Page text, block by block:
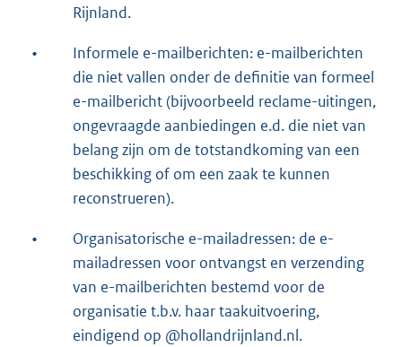
Rijnland.
•
Informele e-mailberichten: e-mailberichten
die niet vallen onder de definitie van formeel
e-mailbericht (bijvoorbeeld reclame-uitingen,
ongevraagde aanbiedingen e.d. die niet van
belang zijn om de totstandkoming van een
beschikking of om een zaak te kunnen
reconstrueren).
•
Organisatorische e-mailadressen: de e-
mailadressen voor ontvangst en verzending
van e-mailberichten bestemd voor de
organisatie t.b.v. haar taakuitvoering,
eindigend op @hollandrijnland.nl.